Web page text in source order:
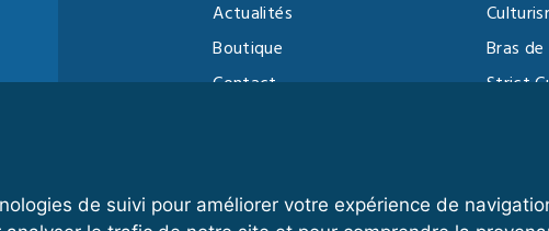
de suivi pour améliorer votre expérience de
Actualités
Boutique
Contact
Bras
Strict